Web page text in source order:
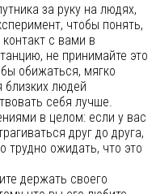
за руку на людях,
чтобы понять,
с вами в
не принимайте это
обижаться, мягко
близких людей
себя лучше.
в целом: если у вас
друг до друга,
трудно ожидать, что это
держать своего